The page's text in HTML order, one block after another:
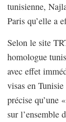
tunisienne,
Paris qu’elle a
Selon le site
homologue
avec effet
visas en
précise qu’une
sur l’ensemble